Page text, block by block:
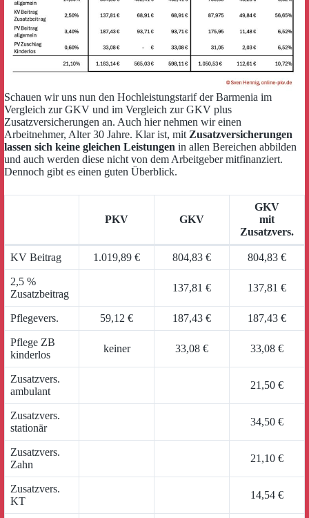
Schauen wir uns nun den Hochleistungstarif der Barmenia im
Vergleich zur GKV und im Vergleich zur GKV plus
Zusatzversicherungen an. Auch hier nehmen wir einen
Arbeitnehmer, Alter 30 Jahre. Klar ist, mit Zusatzversicherungen
lassen sich keine gleichen Leistungen in allen Bereichen abbilden
und auch werden diese nicht von dem Arbeitgeber mitfinanziert.
Dennoch gibt es einen guten Überblick.
PKV GKV
GKV
mit
Zusatzvers.
KV Beitrag 1.019,89 € 804,83 € 804,83 €
2,5 %
Zusatzbeitrag
137,81 € 137,81 €
Pflegevers. 59,12 € 187,43 € 187,43 €
Pflege ZB
kinderlos
keiner 33,08 € 33,08 €
Zusatzvers.
ambulant
21,50 €
Zusatzvers.
stationär
34,50 €
Zusatzvers.
Zahn
21,10 €
Zusatzvers.
KT
14,54 €